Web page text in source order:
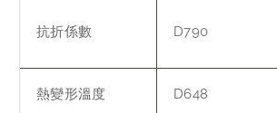
抗折係數 D790
熱變形溫度 D648